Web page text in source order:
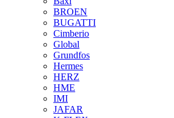
BROEN
BUGATTI
Cimberio
Global
Grundfos
Hermes
HERZ
HME
IMI
JAFAR